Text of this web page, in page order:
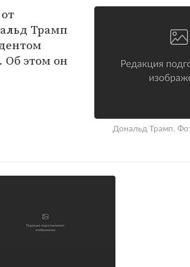
Дональд Трамп.
Трамп
Об этом он